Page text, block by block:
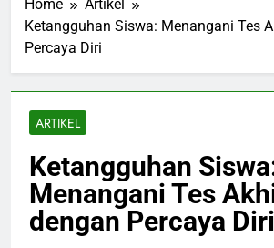
Home
Artikel
Ketangguhan Siswa: Menangani Tes
Percaya Diri
ARTIKEL
Ketangguhan
Menangani Tes
dengan Percaya Diri